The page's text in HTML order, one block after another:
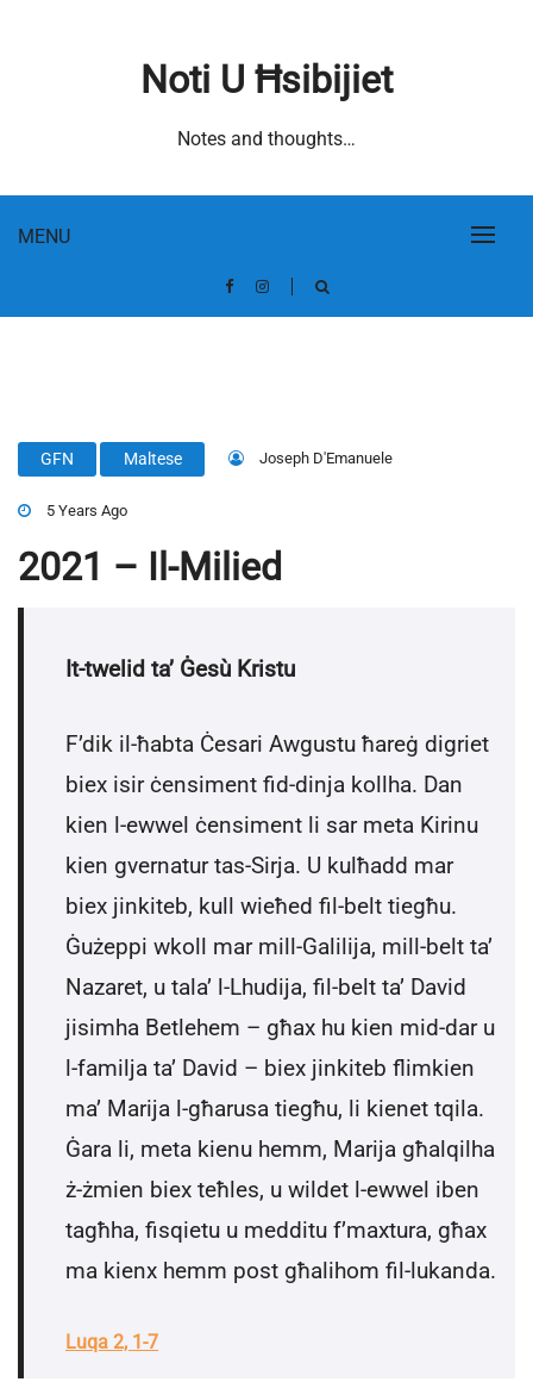
MENU
Noti U Ħsibijiet
Notes and thoughts…
GFN Maltese Joseph D'Emanuele
5 Years Ago
2021 – Il-Milied
It-twelid ta’ Ġesù Kristu
F’dik il-ħabta Ċesari Awgustu ħareġ digriet
biex isir ċensiment fid-dinja kollha. Dan
kien l-ewwel ċensiment li sar meta Kirinu
kien gvernatur tas-Sirja. U kulħadd mar
biex jinkiteb, kull wieħed fil-belt tiegħu.
Ġużeppi wkoll mar mill-Galilija, mill-belt ta’
Nazaret, u tala’ l-Lhudija, fil-belt ta’ David
jisimha Betlehem – għax hu kien mid-dar u
l-familja ta’ David – biex jinkiteb flimkien
ma’ Marija l-għarusa tiegħu, li kienet tqila.
Ġara li, meta kienu hemm, Marija għalqilha
ż-żmien biex teħles, u wildet l-ewwel iben
tagħha, fisqietu u medditu f’maxtura, għax
ma kienx hemm post għalihom fil-lukanda.
Luqa 2, 1-7